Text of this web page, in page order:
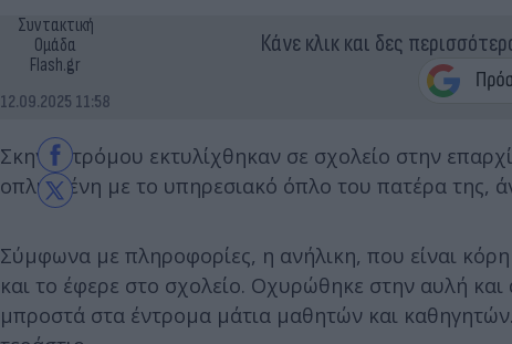
Συντακτική
Ομάδα
Flash.gr
12.09.2025 11:58
Κάνε κλικ και δες
Σκηνές τρόμου εκτυλίχθηκαν σε σχολείο στην
οπλισμένη με το υπηρεσιακό όπλο του πατέρα της,
Σύμφωνα με πληροφορίες, η ανήλικη, που είναι
και το έφερε στο σχολείο. Οχυρώθηκε στην αυλή
μπροστά στα έντρομα μάτια μαθητών και